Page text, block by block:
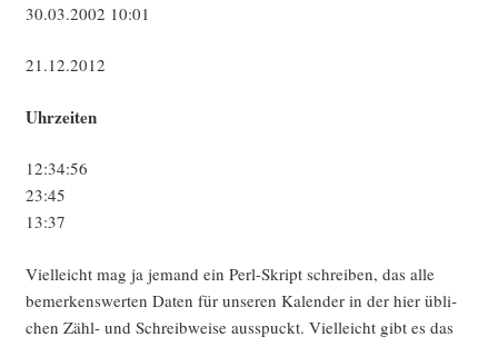
30.03.2002 10:01
21.12.2012
Uhr­zei­ten
12:34:56
23:45
13:37
Viel­leicht mag ja jemand ein Perl-Skript schrei­ben, das alle
bemer­kens­wer­ten Daten für unse­ren Kalen­der in der hier übli­
chen Zähl- und Schreib­wei­se aus­spuckt. Viel­leicht gibt es das